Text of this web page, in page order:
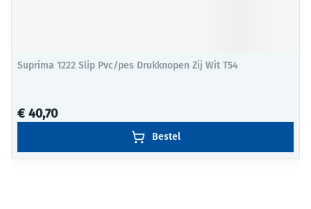
Suprima 1222 Slip Pvc/pes Drukknopen Zij Wit T54
€ 40,70
Bestel